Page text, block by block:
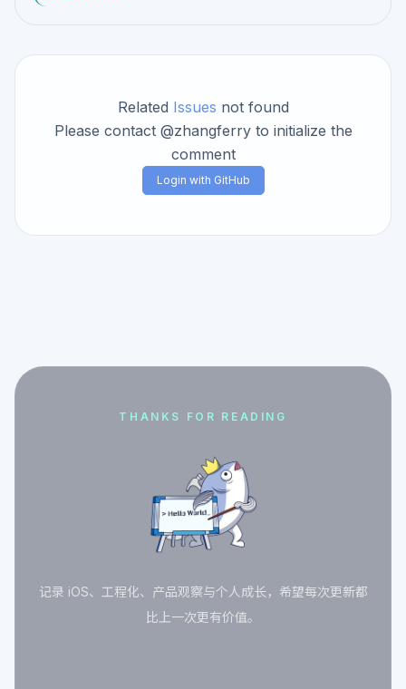
Related Issues not found
Please contact @zhangferry to initialize the
comment
Login with GitHub
THANKS FOR READING
记录 iOS、工程化、产品观察与个人成长，希望每次更新都
比上一次更有价值。